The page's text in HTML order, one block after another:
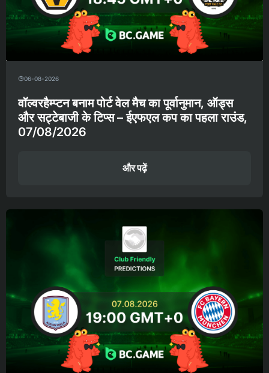
06-08-2026
वॉल्वरहैम्प्टन बनाम पोर्ट वेल मैच का पूर्वानुमान, ऑड्स
और सट्टेबाजी के टिप्स – ईएफएल कप का पहला राउंड,
07/08/2026
और पढ़ें